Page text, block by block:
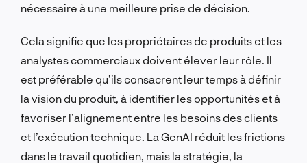
nécessaire à une meilleure prise de décision.
Cela signifie que les propriétaires de produits et les
analystes commerciaux doivent élever leur rôle. Il
est préférable qu’ils consacrent leur temps à définir
la vision du produit, à identifier les opportunités et à
favoriser l’alignement entre les besoins des clients
et l’exécution technique. La GenAI réduit les frictions
dans le travail quotidien, mais la stratégie, la